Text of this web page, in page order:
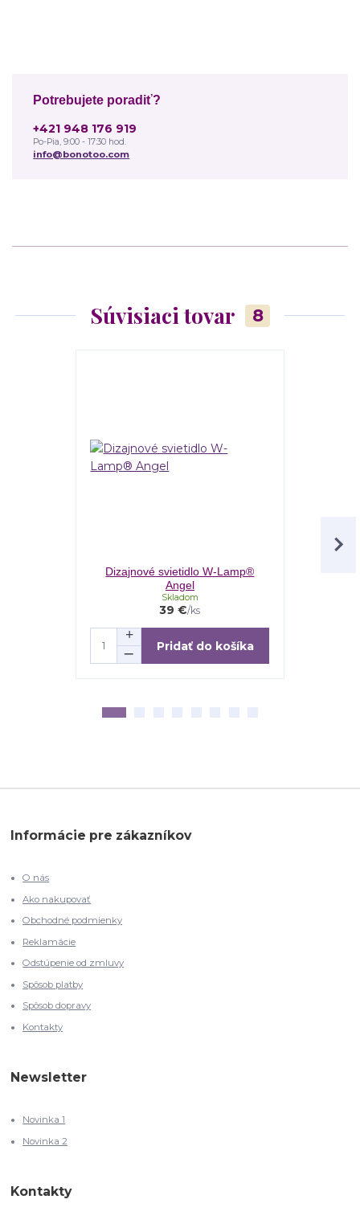
Potrebujete poradiť?
+421 948 176 919
Po-Pia, 9:00 - 17:30 hod.
info@bonotoo.com
Súvisiaci tovar 8
Dizajnové svietidlo W-Lamp®
Angel
39 €/ks
Skladom
Pridať do košíka
Informácie pre zákazníkov
O nás
Ako nakupovať
Obchodné podmienky
Reklamácie
Odstúpenie od zmluvy
Spôsob platby
Spôsob dopravy
Kontakty
Newsletter
Novinka 1
Novinka 2
Kontakty